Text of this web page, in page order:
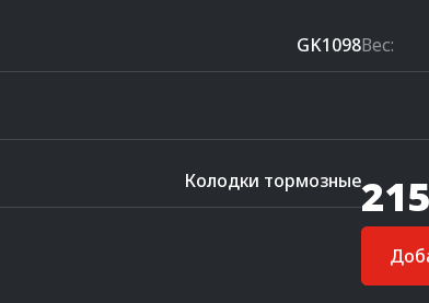
GK1098Вес:
Колодки тормозные